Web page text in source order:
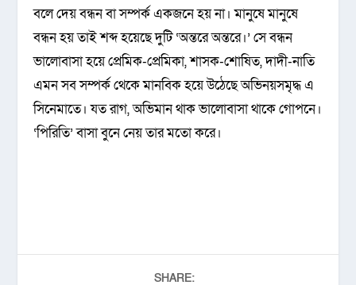
বলে দেয় বন্ধন বা সম্পর্ক একজনে হয় না। মানুষে মানুষে
বন্ধন হয় তাই শব্দ হয়েছে দুটি ‘অন্তরে অন্তরে।’ সে বন্ধন
ভালোবাসা হয়ে প্রেমিক-প্রেমিকা, শাসক-শোষিত, দাদী-নাতি
এমন সব সম্পর্ক থেকে মানবিক হয়ে উঠেছে অভিনয়সমৃদ্ধ এ
সিনেমাতে। যত রাগ, অভিমান থাক ভালোবাসা থাকে গোপনে।
‘পিরিতি’ বাসা বুনে নেয় তার মতো করে।
SHARE: